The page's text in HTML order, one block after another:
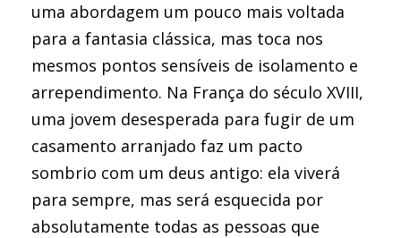
uma abordagem um pouco mais voltada
para a fantasia clássica, mas toca nos
mesmos pontos sensíveis de isolamento e
arrependimento. Na França do século XVIII,
uma jovem desesperada para fugir de um
casamento arranjado faz um pacto
sombrio com um deus antigo: ela viverá
para sempre, mas será esquecida por
absolutamente todas as pessoas que